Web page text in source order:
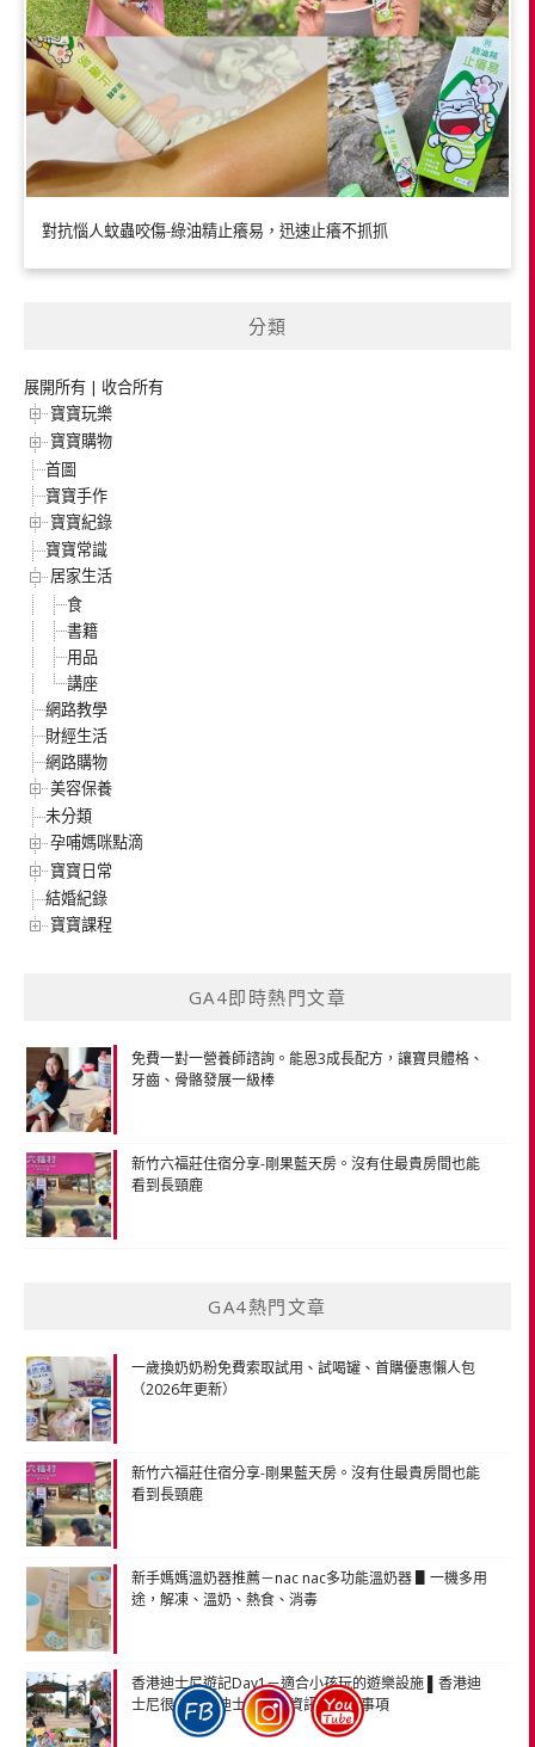
對抗惱人蚊蟲咬傷-綠油精止癢易，迅速止癢不抓抓
分類
展開所有 | 收合所有
寶寶玩樂
寶寶購物
首圖
寶寶手作
寶寶紀錄
寶寶常識
居家生活
食
書籍
用品
講座
網路教學
財經生活
網路購物
美容保養
未分類
孕哺媽咪點滴
寶寶日常
結婚紀錄
寶寶課程
GA4即時熱門文章
免費一對一營養師諮詢。能恩3成長配方，讓寶貝體格、
牙齒、骨骼發展一級棒
新竹六福莊住宿分享-剛果藍天房。沒有住最貴房間也能
看到長頸鹿
GA4熱門文章
一歲換奶奶粉免費索取試用、試喝罐、首購優惠懶人包
（2026年更新）
新竹六福莊住宿分享-剛果藍天房。沒有住最貴房間也能
看到長頸鹿
新手媽媽溫奶器推薦－nac nac多功能溫奶器 ▋一機多用
途，解凍、溫奶、熱食、消毒
香港迪士尼遊記Day1－適合小孩玩的遊樂設施 ▌香港迪
士尼很安全。迪士尼購票資訊、注意事項